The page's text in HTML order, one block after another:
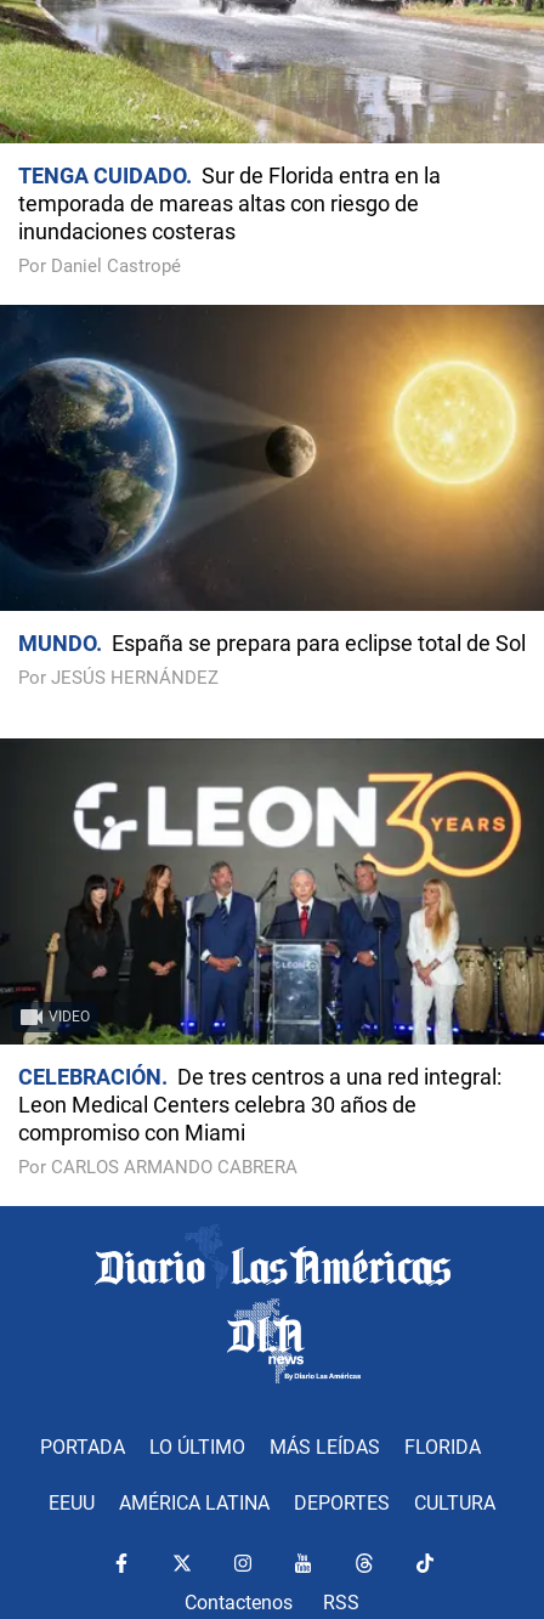
TENGA CUIDADO
Sur de Florida entra en la
temporada de mareas altas con riesgo de
inundaciones costeras
Por Daniel Castropé
MUNDO España se prepara para eclipse total de Sol
Por JESÚS HERNÁNDEZ
VIDEO
CELEBRACIÓN
De tres centros a una red integral:
Leon Medical Centers celebra 30 años de
compromiso con Miami
Por CARLOS ARMANDO CABRERA
PORTADA LO ÚLTIMO MÁS LEÍDAS FLORIDA
EEUU AMÉRICA LATINA DEPORTES CULTURA
Contactenos RSS